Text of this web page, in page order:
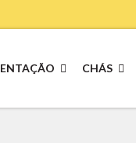
CHÁS